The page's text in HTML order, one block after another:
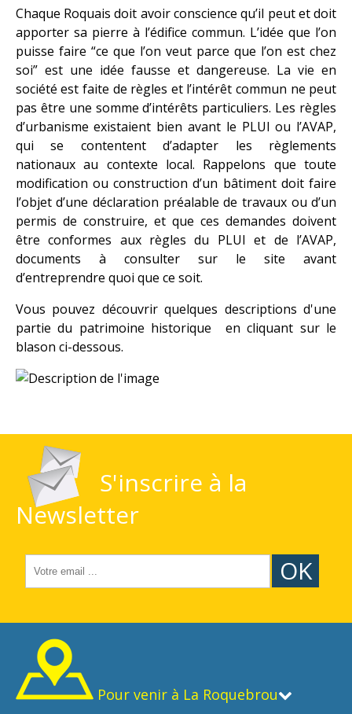
Chaque Roquais doit avoir conscience qu’il peut et doit
apporter sa pierre à l’édifice commun. L’idée que l’on
puisse faire “ce que l’on veut parce que l’on est chez
soi” est une idée fausse et dangereuse. La vie en
société est faite de règles et l’intérêt commun ne peut
pas être une somme d’intérêts particuliers. Les règles
d’urbanisme existaient bien avant le PLUI ou l’AVAP,
qui se contentent d’adapter les règlements
nationaux au contexte local. Rappelons que toute
modification ou construction d’un bâtiment doit faire
l’objet d’une déclaration préalable de travaux ou d’un
permis de construire, et que ces demandes doivent
être conformes aux règles du PLUI et de l’AVAP,
documents à consulter sur le site avant
d’entreprendre quoi que ce soit.
Vous pouvez découvrir quelques descriptions d'une
partie du patrimoine historique en cliquant sur le
blason ci-dessous.
S'inscrire à la
Newsletter
OK
Pour venir à La Roquebrou